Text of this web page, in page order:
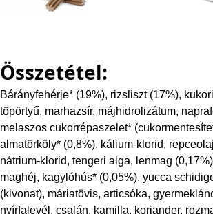
Összetétel:
Bárányfehérje* (19%), rizsliszt (17%),
töpörtyű, marhazsír, májhidrolizátum,
melaszos cukorrépaszelet*
almatörköly* (0,8%), kálium-klorid,
nátrium-klorid, tengeri alga, lenmag
maghéj, kagylóhús* (0,05%), yucca
(kivonat), máriatövis, articsóka,
nyírfalevél, csalán, kamilla, koriander,